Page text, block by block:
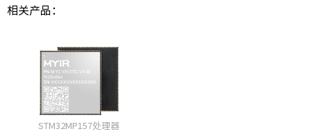
相关产品：
STM32MP157处理器